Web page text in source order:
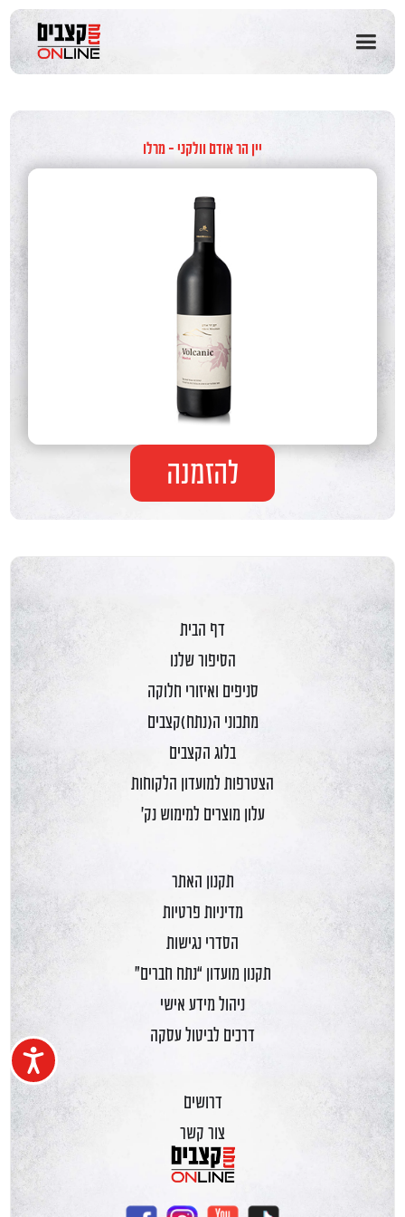
שִׂים
בְּאֲתָר
זֶה
נָגִישׁ
לִנְגִישׁוּת
יין הר אודם וולקני - מרלו
להזמנה
דף הבית
הסיפור שלנו
סניפים ואיזורי חלוקה
מתכוני ה(נתח)קצבים
בלוג הקצבים
הצטרפות למועדון הלקוחות
עלון מוצרים למימוש נק'
תקנון האתר
מדיניות פרטיות
הסדרי נגישות
תקנון מועדון “נתח חברים”
ניהול מידע אישי
דרכים לביטול עסקה
דרושים
צור קשר